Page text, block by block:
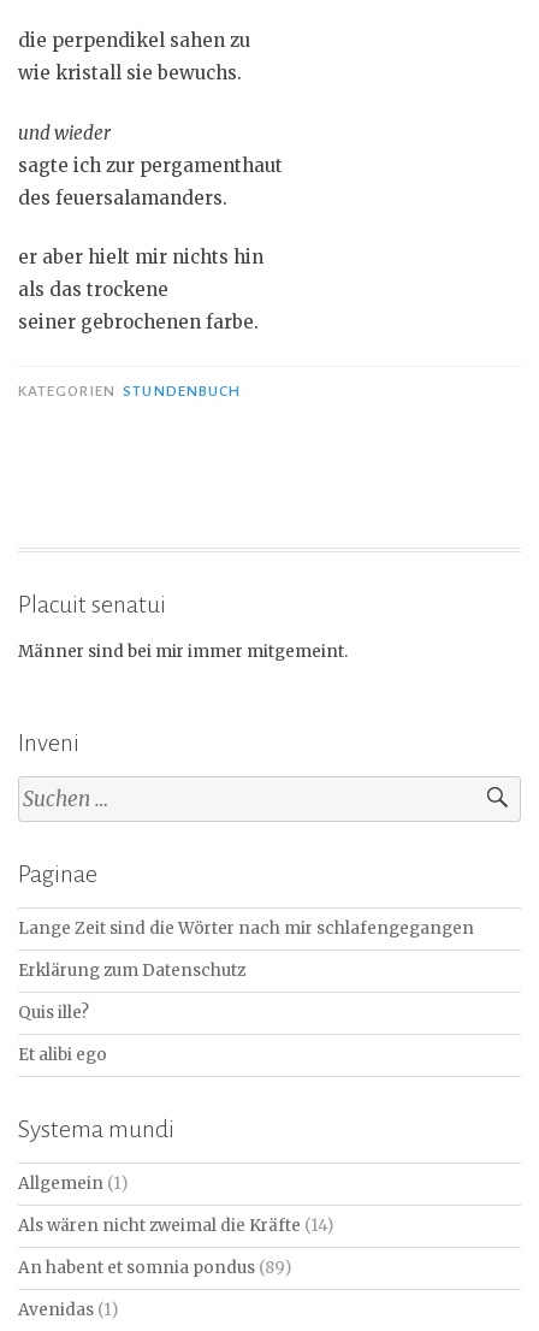
die perpendikel sahen zu
wie kristall sie bewuchs.
und wieder
sagte ich zur pergamenthaut
des feuersalamanders.
er aber hielt mir nichts hin
als das trockene
seiner gebrochenen farbe.
KATEGORIEN STUNDENBUCH
Placuit senatui
Männer sind bei mir immer mitgemeint.
Inveni
Suchen
nach:
Paginae
Lange Zeit sind die Wörter nach mir schlafengegangen
Erklärung zum Datenschutz
Quis ille?
Et alibi ego
Systema mundi
Allgemein (1)
Als wären nicht zweimal die Kräfte (14)
An habent et somnia pondus (89)
Avenidas (1)